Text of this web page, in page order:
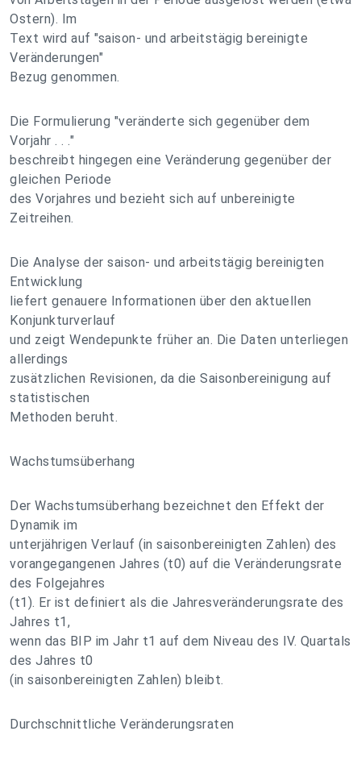
Ostern). Im
Text wird auf "saison- und arbeitstägig bereinigte
Veränderungen"
Bezug genommen.
Die Formulierung "veränderte sich gegenüber dem
Vorjahr . . ."
beschreibt hingegen eine Veränderung gegenüber der
gleichen Periode
des Vorjahres und bezieht sich auf unbereinigte
Zeitreihen.
Die Analyse der saison- und arbeitstägig bereinigten
Entwicklung
liefert genauere Informationen über den aktuellen
Konjunkturverlauf
und zeigt Wendepunkte früher an. Die Daten unterliegen
allerdings
zusätzlichen Revisionen, da die Saisonbereinigung auf
statistischen
Methoden beruht.
Wachstumsüberhang
Der Wachstumsüberhang bezeichnet den Effekt der
Dynamik im
unterjährigen Verlauf (in saisonbereinigten Zahlen) des
vorangegangenen Jahres (t0) auf die Veränderungsrate
des Folgejahres
(t1). Er ist definiert als die Jahresveränderungsrate des
Jahres t1,
wenn das BIP im Jahr t1 auf dem Niveau des IV. Quartals
des Jahres t0
(in saisonbereinigten Zahlen) bleibt.
Durchschnittliche Veränderungsraten